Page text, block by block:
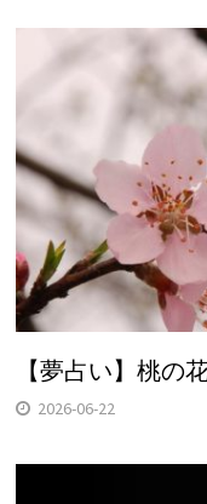
【夢占い】桃の
2026-06-22